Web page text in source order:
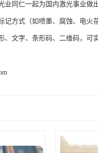
同仁一起为国内激光事业做
记方式（如喷墨、腐蚀、电火
、文字、条形码、二维码，可